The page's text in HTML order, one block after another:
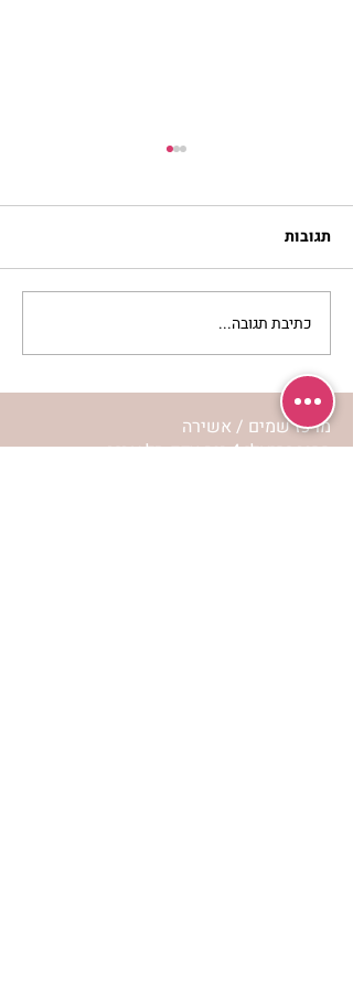
נשות אשירה – אתן
שואלות – הר’ ימימה מזרחי
עונה
תגובות
כתיבת תגובה...
מרכז שמים / אשירה
רחוב יחיאלי 4 נוה צדק תל אביב